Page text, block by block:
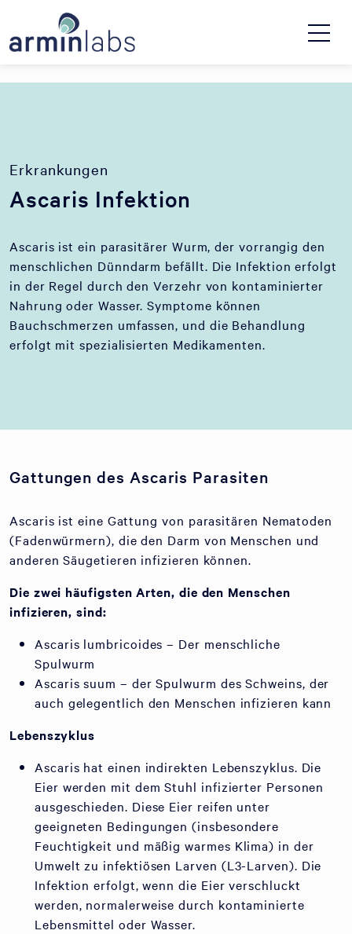
Erkrankungen
Ascaris Infektion
Ascaris ist ein parasitärer Wurm, der vorrangig den
menschlichen Dünndarm befällt. Die Infektion erfolgt
in der Regel durch den Verzehr von kontaminierter
Nahrung oder Wasser. Symptome können
Bauchschmerzen umfassen, und die Behandlung
erfolgt mit spezialisierten Medikamenten.
Gattungen des Ascaris Parasiten
Ascaris ist eine Gattung von parasitären Nematoden
(Fadenwürmern), die den Darm von Menschen und
anderen Säugetieren infizieren können.
Die zwei häufigsten Arten, die den Menschen
infizieren, sind:
Ascaris lumbricoides – Der menschliche
Spulwurm
Ascaris suum – der Spulwurm des Schweins, der
auch gelegentlich den Menschen infizieren kann
Lebenszyklus
Ascaris hat einen indirekten Lebenszyklus. Die
Eier werden mit dem Stuhl infizierter Personen
ausgeschieden. Diese Eier reifen unter
geeigneten Bedingungen (insbesondere
Feuchtigkeit und mäßig warmes Klima) in der
Umwelt zu infektiösen Larven (L3-Larven). Die
Infektion erfolgt, wenn die Eier verschluckt
werden, normalerweise durch kontaminierte
Lebensmittel oder Wasser.